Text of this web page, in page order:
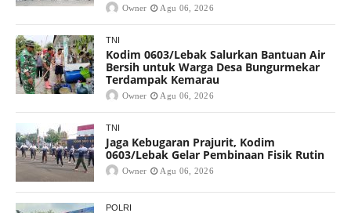
Owner Agu 06, 2026
TNI
Kodim 0603/Lebak Salurkan Bantuan Air
Bersih untuk Warga Desa Bungurmekar
Terdampak Kemarau
Owner Agu 06, 2026
TNI
Jaga Kebugaran Prajurit, Kodim
0603/Lebak Gelar Pembinaan Fisik Rutin
Owner Agu 06, 2026
POLRI